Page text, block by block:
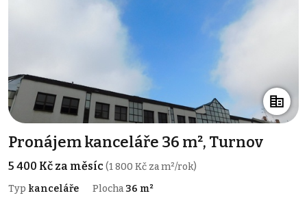
Pronájem kanceláře 36 m², Turnov
5 400 Kč za měsíc(1 800 Kč za m²/rok)
Typ kanceláře Plocha 36 m²